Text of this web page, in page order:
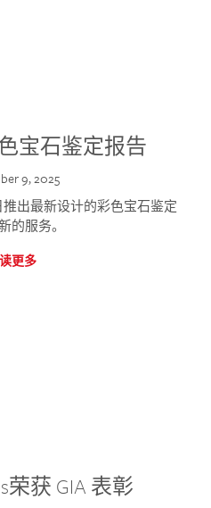
宝石鉴定报告
9, 2025
出最新设计的彩色宝石鉴定
的服务。
更多
荣获 GIA 表彰